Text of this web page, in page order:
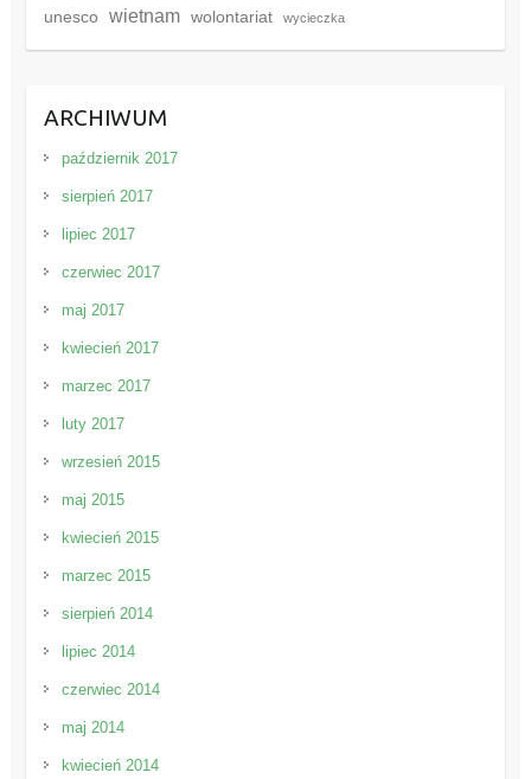
unesco wietnam wolontariat wycieczka
ARCHIWUM
październik 2017
sierpień 2017
lipiec 2017
czerwiec 2017
maj 2017
kwiecień 2017
marzec 2017
luty 2017
wrzesień 2015
maj 2015
kwiecień 2015
marzec 2015
sierpień 2014
lipiec 2014
czerwiec 2014
maj 2014
kwiecień 2014